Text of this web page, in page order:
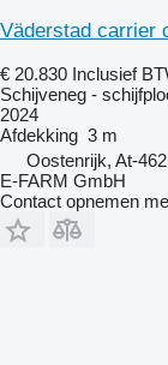
Väderstad carrier
€ 20.830 Inclusief
Schijveneg -
2024
Afdekking 3 m
Oostenrijk, At-
E-FARM GmbH
Contact opnemen